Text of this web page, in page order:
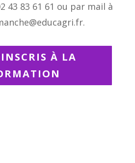
43 83 61 61 ou par mail à
À LA